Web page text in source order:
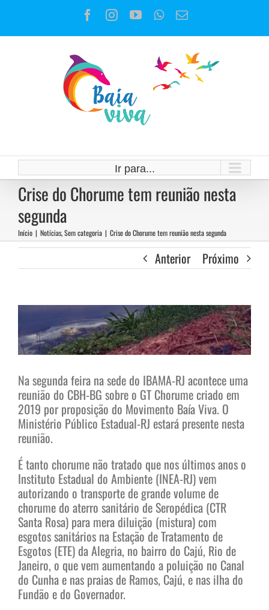
o
Facebook
Instagram
YouTubeWhatsApp
E-
Ir para...
Crise do Chorume tem reunião nesta
segunda
Início | Notícias,Sem categoria | Crise do Chorume tem reunião nesta segunda
Anterior Próximo
View
Image
Na segunda feira na sede do IBAMA-RJ acontece uma
reunião do CBH-BG sobre o GT Chorume criado em
2019 por proposição do Movimento Baía Viva. O
Ministério Público Estadual-RJ estará presente nesta
reunião.
É tanto chorume não tratado que nos últimos anos o
Instituto Estadual do Ambiente (INEA-RJ) vem
autorizando o transporte de grande volume de
chorume do aterro sanitário de Seropédica (CTR
Santa Rosa) para mera diluição (mistura) com
esgotos sanitários na Estação de Tratamento de
Esgotos (ETE) da Alegria, no bairro do Cajú, Rio de
Janeiro, o que vem aumentando a poluição no Canal
do Cunha e nas praias de Ramos, Cajú, e nas ilha do
Fundão e do Governador.